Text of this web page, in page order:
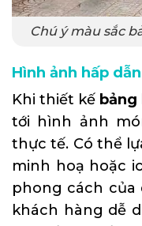
Chú ý màu sắc
Hình ảnh hấp dẫn
Khi thiết kế
tới hình ảnh
thực tế. Có thể
minh hoạ hoặc
phong cách của
khách hàng dễ